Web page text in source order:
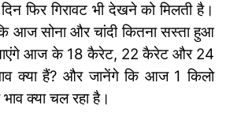
फिर गिरावट भी देखने को मिलती है।
आज सोना और चांदी कितना सस्ता हुआ
आज के 18 कैरेट, 22 कैरेट और 24
क्या हैं? और जानेंगे कि आज 1 किलो
भाव क्या चल रहा है।